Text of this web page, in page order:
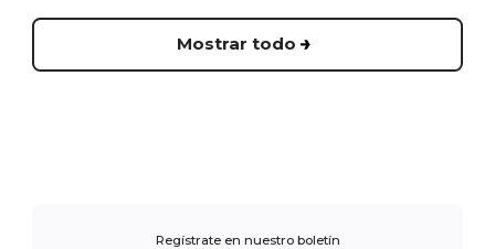
Mostrar todo
Regístrate en nuestro boletín